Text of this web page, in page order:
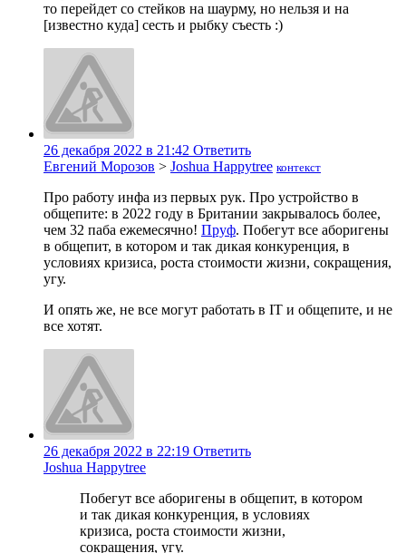
то перейдет со стейков на шаурму, но нельзя и на
[известно куда] сесть и рыбку съесть :)
26 декабря 2022 в 21:42 Ответить
Евгений Морозов > Joshua Happytree контекст
Про работу инфа из первых рук. Про устройство в
общепите: в 2022 году в Британии закрывалось более,
чем 32 паба ежемесячно! Пруф. Побегут все аборигены
в общепит, в котором и так дикая конкуренция, в
условиях кризиса, роста стоимости жизни, сокращения,
угу.
И опять же, не все могут работать в IT и общепите, и не
все хотят.
26 декабря 2022 в 22:19 Ответить
Joshua Happytree
Побегут все аборигены в общепит, в котором
и так дикая конкуренция, в условиях
кризиса, роста стоимости жизни,
сокращения, угу.